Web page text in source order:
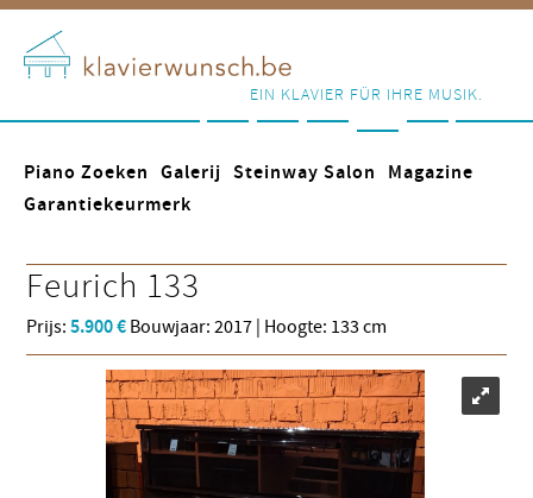
EIN KLAVIER FÜR IHRE MUSIK.
Piano Zoeken Galerij Steinway Salon
Magazine
Garantiekeurmerk
Feurich 133
Prijs:5.900 € Bouwjaar: 2017 | Hoogte: 133 cm